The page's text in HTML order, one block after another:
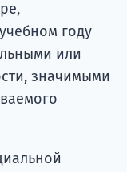
году
или
значимыми